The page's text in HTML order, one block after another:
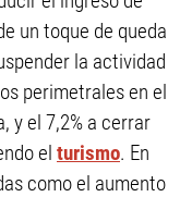
un toque de queda
la actividad
perimetrales en el
y el 7,2% a cerrar
el turismo. En
como el aumento